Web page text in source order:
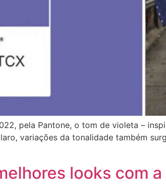
pela Pantone, o tom de violeta –
variações da tonalidade também
looks com a